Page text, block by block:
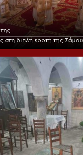
στη διπλή εορτή της Σάμου